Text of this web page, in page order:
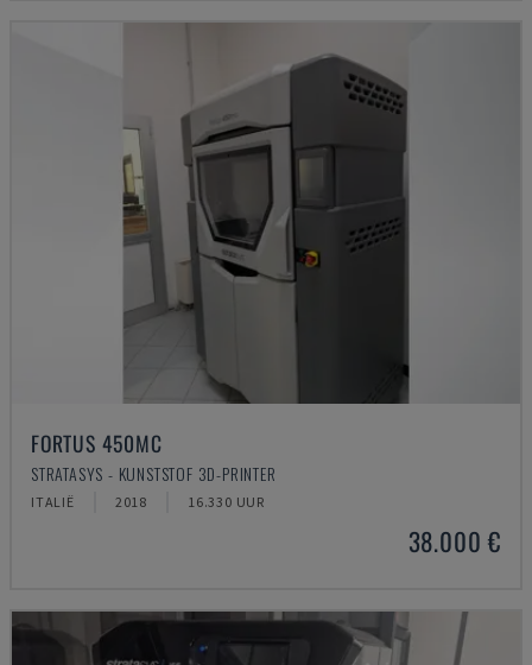
FORTUS 450MC
STRATASYS - KUNSTSTOF 3D-PRINTER
ITALIË 2018 16.330 UUR
38.000 €